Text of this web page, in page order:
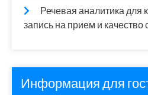
Речевая аналитика для
запись на прием и качество
Информация для